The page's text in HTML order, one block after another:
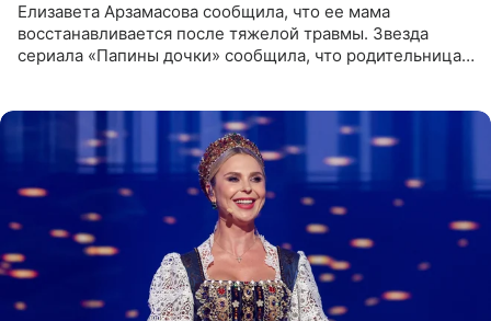
Елизавета Арзамасова сообщила, что ее мама
восстанавливается после тяжелой травмы. Звезда
сериала «Папины дочки» сообщила, что родительница